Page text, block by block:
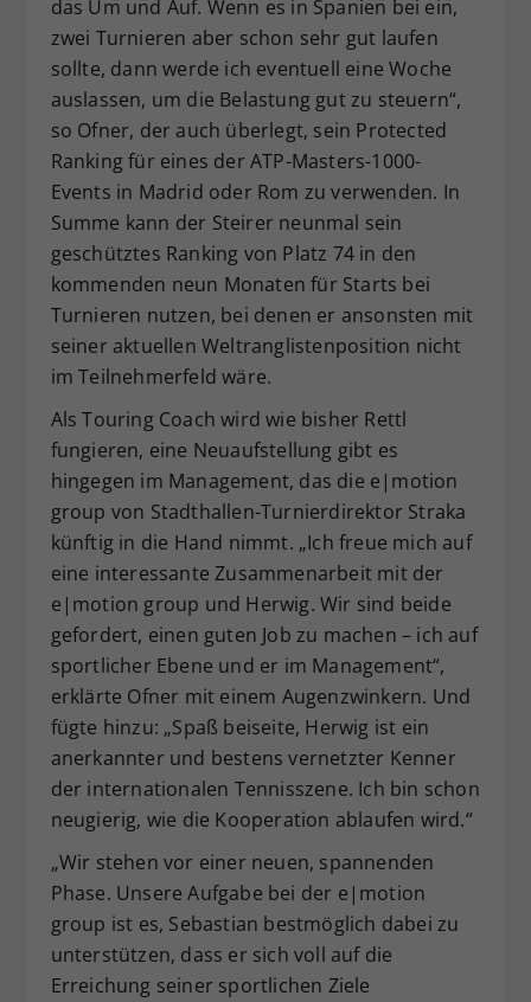
das Um und Auf. Wenn es in Spanien bei ein,
zwei Turnieren aber schon sehr gut laufen
sollte, dann werde ich eventuell eine Woche
auslassen, um die Belastung gut zu steuern“,
so Ofner, der auch überlegt, sein Protected
Ranking für eines der ATP-Masters-1000-
Events in Madrid oder Rom zu verwenden. In
Summe kann der Steirer neunmal sein
geschütztes Ranking von Platz 74 in den
kommenden neun Monaten für Starts bei
Turnieren nutzen, bei denen er ansonsten mit
seiner aktuellen Weltranglistenposition nicht
im Teilnehmerfeld wäre.
Als Touring Coach wird wie bisher Rettl
fungieren, eine Neuaufstellung gibt es
hingegen im Management, das die e|motion
group von Stadthallen-Turnierdirektor Straka
künftig in die Hand nimmt. „Ich freue mich auf
eine interessante Zusammenarbeit mit der
e|motion group und Herwig. Wir sind beide
gefordert, einen guten Job zu machen – ich auf
sportlicher Ebene und er im Management“,
erklärte Ofner mit einem Augenzwinkern. Und
fügte hinzu: „Spaß beiseite, Herwig ist ein
anerkannter und bestens vernetzter Kenner
der internationalen Tennisszene. Ich bin schon
neugierig, wie die Kooperation ablaufen wird.“
„Wir stehen vor einer neuen, spannenden
Phase. Unsere Aufgabe bei der e|motion
group ist es, Sebastian bestmöglich dabei zu
unterstützen, dass er sich voll auf die
Erreichung seiner sportlichen Ziele